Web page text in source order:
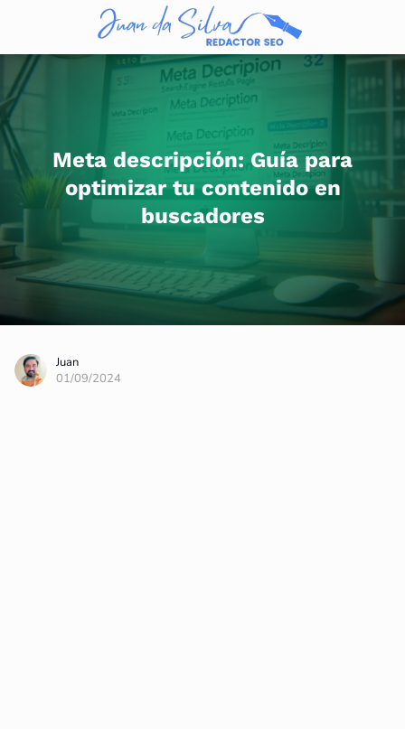
Meta descripción: Guía para
optimizar tu contenido en
buscadores
Juan
01/09/2024